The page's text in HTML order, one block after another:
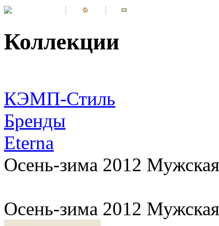
Коллекции
КЭМП-Стиль
Бренды
Eterna
Осень-зима 2012
Осень-зима 2012